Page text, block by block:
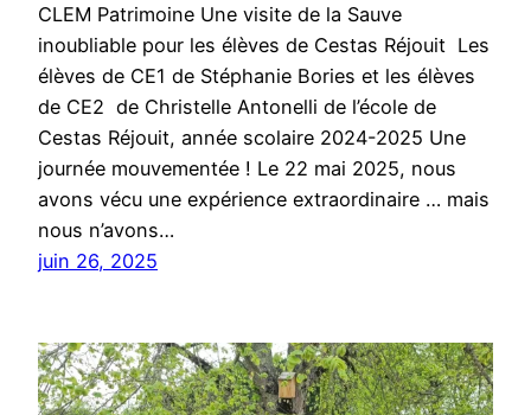
CLEM Patrimoine Une visite de la Sauve
inoubliable pour les élèves de Cestas Réjouit Les
élèves de CE1 de Stéphanie Bories et les élèves
de CE2 de Christelle Antonelli de l’école de
Cestas Réjouit, année scolaire 2024-2025 Une
journée mouvementée ! Le 22 mai 2025, nous
avons vécu une expérience extraordinaire … mais
nous n’avons…
juin 26, 2025